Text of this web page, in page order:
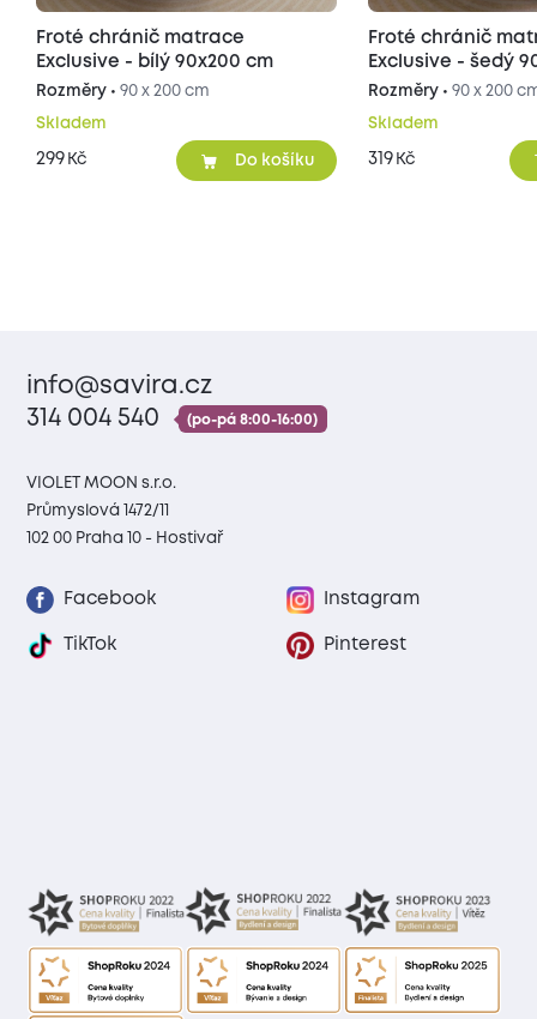
Froté chránič matrace
Exclusive - bílý 90x200 cm
Rozměry • 90 x 200 cm
Skladem
299 Kč Do košíku
Froté chránič
Exclusive - šedý
Rozměry •90 x 200
Skladem
319 Kč
info@savira.cz
314 004 540
(po-pá 8:00-16:00)
VIOLET MOON s.r.o.
Průmyslová 1472/11
102 00 Praha 10 - Hostivař
Facebook Instagram
TikTok Pinterest